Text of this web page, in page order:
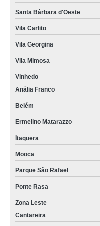
Santa Bárbara d'Oeste
Vila Carlito
Vila Georgina
Vila Mimosa
Vinhedo
Anália Franco
Belém
Ermelino Matarazzo
Itaquera
Mooca
Parque São Rafael
Ponte Rasa
Zona Leste
Cantareira